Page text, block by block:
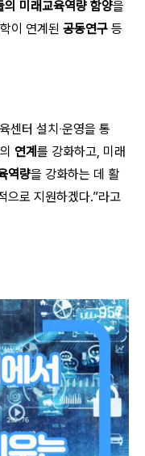
의 미래교육역량 함양을
이 연계된 공동연구 등
센터 설치‧운영을 통
연계 를 강화하고, 미래
역량을 강화하는 데 활
으로 지원하겠다.”라고